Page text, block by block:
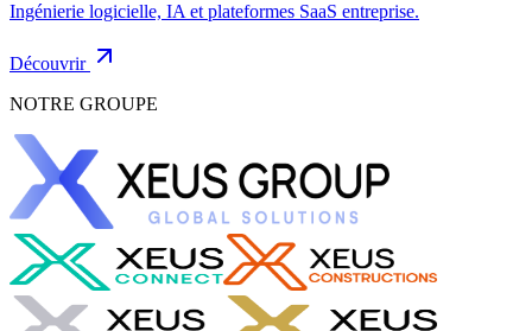
Ingénierie logicielle, IA et plateformes SaaS entreprise.
Découvrir
NOTRE GROUPE